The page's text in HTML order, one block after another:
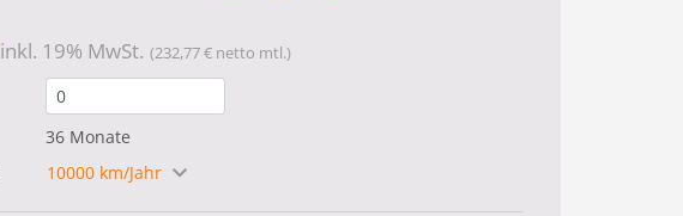
inkl. 19% MwSt. (232,77 € netto mtl.)
36 Monate
10000 km/Jahr